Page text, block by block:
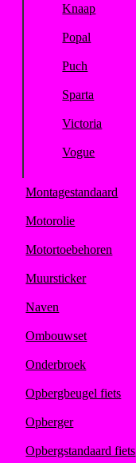
Knaap
Popal
Puch
Sparta
Victoria
Vogue
Montagestandaard
Motorolie
Motortoebehoren
Muursticker
Naven
Ombouwset
Onderbroek
Opbergbeugel fiets
Opberger
Opbergstandaard fiets